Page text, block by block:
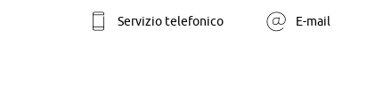
Servizio telefonico E-mail